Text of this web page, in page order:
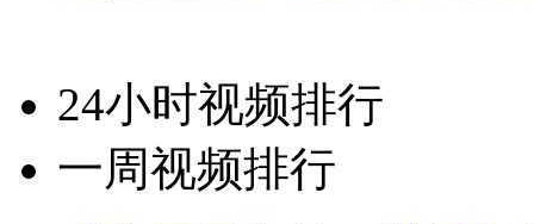
24小时视频排行
一周视频排行